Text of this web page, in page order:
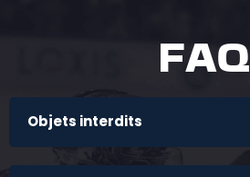
FAQ
Objets interdits